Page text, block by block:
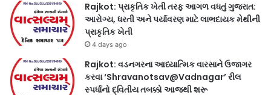
Rajkot: પ્રાકૃતિક ખેતી તરફ આગળ વધતું ગુજરાત:
આરોગ્ય, ધરતી અને પર્યાવરણ માટે લાભદાયક મેથીની
પ્રાકૃતિક ખેતી
4 days ago
Rajkot: વડનગરના આધ્યાત્મિક વારસાને ઉજાગર
કરવા ‘Shravanotsav@Vadnagar’ રીલ
સ્પર્ધાનો દ્વિતીય તબક્કો આજથી શરૂ